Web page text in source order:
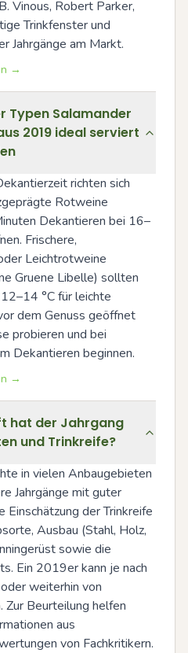
Vinous, Robert Parker,
Trinkfenster und
Jahrgänge am Markt.
→
Typen Salamander
2019 ideal serviert
richten sich
Rotweine
Dekantieren bei 16–
Frischere,
Leichtrotweine
Gruene Libelle) sollten
°C für leichte
dem Genuss geöffnet
probieren und bei
Dekantieren beginnen.
→
hat der Jahrgang
und Trinkreife?
in vielen Anbaugebieten
Jahrgänge mit guter
Einschätzung der Trinkreife
Ausbau (Stahl, Holz,
sowie die
Ein 2019er kann je nach
weiterhin von
Zur Beurteilung helfen
aus
von Fachkritikern.